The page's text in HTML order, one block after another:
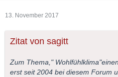
13. November 2017
Zitat von sagitt
Zum Thema,"
erst seit 2004 bei diesem Forum